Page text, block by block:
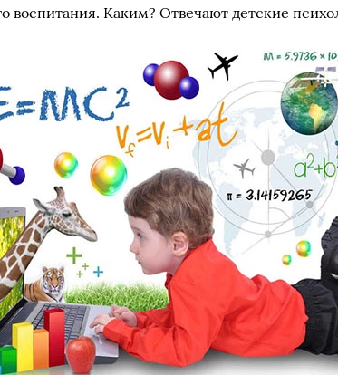
воспитания. Каким? Отвечают детские